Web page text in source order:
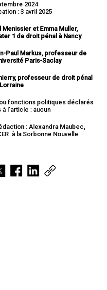
2024
: 3 avril 2025
Menissier et Emma Muller,
1 de droit pénal à Nancy
Paul Markus, professeur de
Paris-Saclay
professeur de droit pénal
fonctions politiques déclarés
l’article : aucun
: Alexandra Maubec,
à la Sorbonne Nouvelle